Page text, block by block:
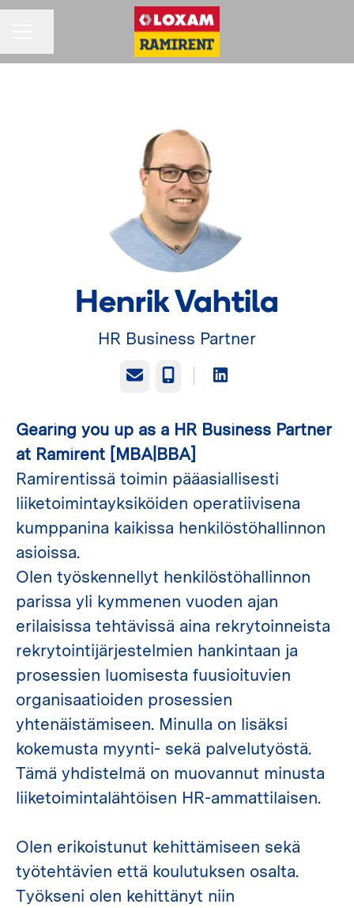
Henrik Vahtila
HR Business Partner
Sähköposti
Puhelin
Gearing you up as a HR Business Partner
at Ramirent [MBA|BBA]
Ramirentissä toimin pääasiallisesti
liiketoimintayksiköiden operatiivisena
kumppanina kaikissa henkilöstöhallinnon
asioissa.
Olen työskennellyt henkilöstöhallinnon
parissa yli kymmenen vuoden ajan
erilaisissa tehtävissä aina rekrytoinneista
rekrytointijärjestelmien hankintaan ja
prosessien luomisesta fuusioituvien
organisaatioiden prosessien
yhtenäistämiseen. Minulla on lisäksi
kokemusta myynti- sekä palvelutyöstä.
Tämä yhdistelmä on muovannut minusta
liiketoimintalähtöisen HR-ammattilaisen.
Olen erikoistunut kehittämiseen sekä
työtehtävien että koulutuksen osalta.
Työkseni olen kehittänyt niin